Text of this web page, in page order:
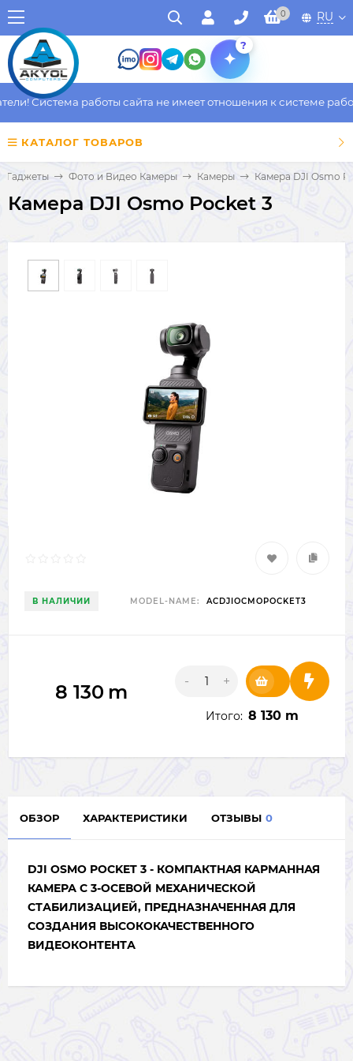
0 RU
?
Система работы сайта не имеет отношения к системе
КАТАЛОГ ТОВАРОВ
Гаджеты Фото и Видео Камеры Камеры Камера DJI Osmo
Камера DJI Osmo Pocket 3
В НАЛИЧИИ MODEL-NAME: ACDJIOCMOPOCKET3
8 130 m - +
Итого: 8 130 m
ОБЗОР ХАРАКТЕРИСТИКИ ОТЗЫВЫ 0
DJI OSMO POCKET 3 - КОМПАКТНАЯ КАРМАННАЯ
КАМЕРА С 3-ОСЕВОЙ МЕХАНИЧЕСКОЙ
СТАБИЛИЗАЦИЕЙ, ПРЕДНАЗНАЧЕННАЯ ДЛЯ
СОЗДАНИЯ ВЫСОКОКАЧЕСТВЕННОГО
ВИДЕОКОНТЕНТА